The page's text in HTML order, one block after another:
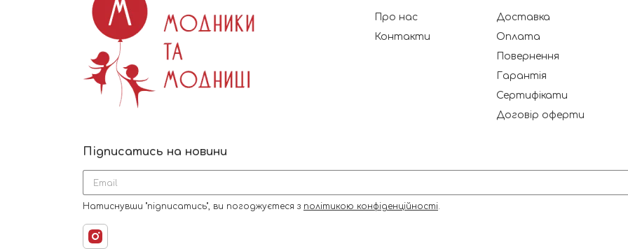
Про нас
Контакти
Доставка
Оплата
Повернення
Гарантія
Сертифікати
Договір оферти
Підписатись на новини
Натиснувши "підписатись", ви погоджуєтеся з політикою конфіденційності.